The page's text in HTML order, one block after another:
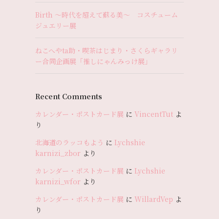
Birth 〜時代を超えて蘇る美〜 コスチューム
ジュエリー展
ねこへやta助・喫茶はじまり・さくらギャラリ
ー合同企画展「推しにゃんみっけ展」
Recent Comments
カレンダー・ポストカード展 に VincentTut よ
り
北海道のラッコもよう に Lychshie
karnizi_zbor より
カレンダー・ポストカード展 に Lychshie
karnizi_wfor より
カレンダー・ポストカード展 に WillardVep よ
り